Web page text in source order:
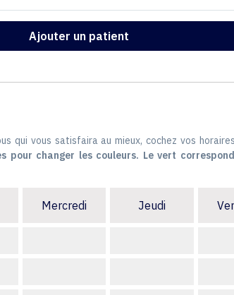
Ajouter un patient
qui vous satisfaira au mieux, cochez vos
pour changer les couleurs. Le vert
Mercredi Jeudi